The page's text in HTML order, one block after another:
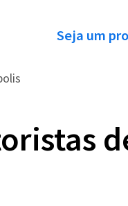
Seja um